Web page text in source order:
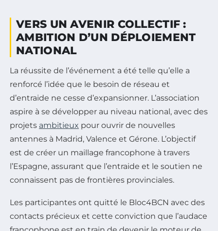
VERS UN AVENIR COLLECTIF :
AMBITION D’UN DÉPLOIEMENT
NATIONAL
La réussite de l’événement a été telle qu’elle a
renforcé l’idée que le besoin de réseau et
d’entraide ne cesse d’expansionner. L’association
aspire à se développer au niveau national, avec des
projets ambitieux pour ouvrir de nouvelles
antennes à Madrid, Valence et Gérone. L’objectif
est de créer un maillage francophone à travers
l’Espagne, assurant que l’entraide et le soutien ne
connaissent pas de frontières provinciales.
Les participantes ont quitté le Bloc4BCN avec des
contacts précieux et cette conviction que l’audace